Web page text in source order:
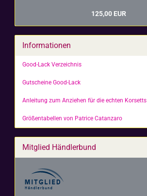
125,00 EUR
Informationen
Good-Lack Verzeichnis
Gutscheine Good-Lack
Anleitung zum Anziehen für die echten Korsetts
Größentabellen von Patrice Catanzaro
Mitglied Händlerbund